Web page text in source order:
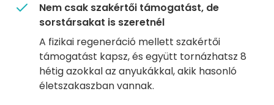
Nem csak szakértői támogatást, de
sorstársakat is szeretnél
A fizikai regeneráció mellett szakértői
támogatást kapsz, és együtt tornázhatsz 8
hétig azokkal az anyukákkal, akik hasonló
életszakaszban vannak.